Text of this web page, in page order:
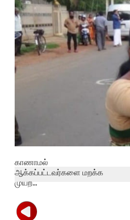
காணாமல்
ஆக்கப்பட்டவர்களை மறக்க
முயற...